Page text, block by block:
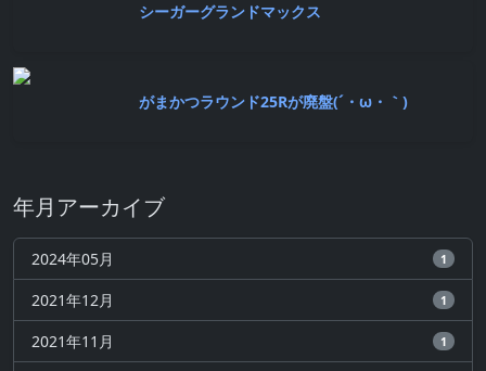
シーガーグランドマックス
がまかつラウンド25Rが廃盤(´・ω・｀)
年月アーカイブ
2024年05月 1
2021年12月 1
2021年11月 1